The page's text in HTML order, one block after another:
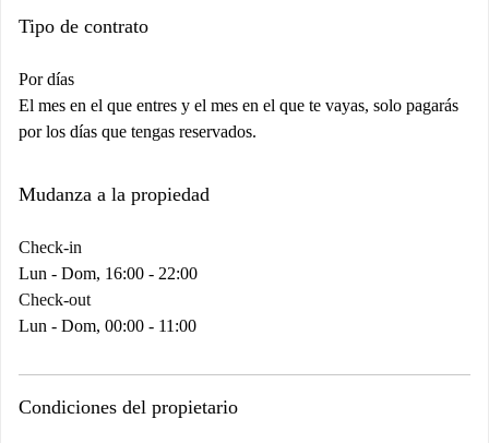
Tipo de contrato
Por días
El mes en el que entres y el mes en el que te vayas, solo pagarás
por los días que tengas reservados.
Mudanza a la propiedad
Check-in
Lun - Dom, 16:00 - 22:00
Check-out
Lun - Dom, 00:00 - 11:00
Condiciones del propietario